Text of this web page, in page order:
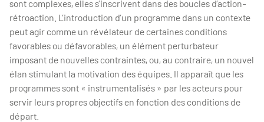
sont complexes, elles s’inscrivent dans des boucles d’action-
rétroaction. L’introduction d’un programme dans un contexte
peut agir comme un révélateur de certaines conditions
favorables ou défavorables, un élément perturbateur
imposant de nouvelles contraintes, ou, au contraire, un nouvel
élan stimulant la motivation des équipes. Il apparaît que les
programmes sont « instrumentalisés » par les acteurs pour
servir leurs propres objectifs en fonction des conditions de
départ.